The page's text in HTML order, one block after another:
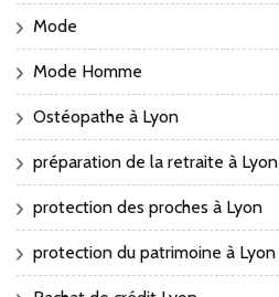
Mode
Mode Homme
Ostéopathe à Lyon
préparation de la retraite à Lyon
protection des proches à Lyon
protection du patrimoine à Lyon